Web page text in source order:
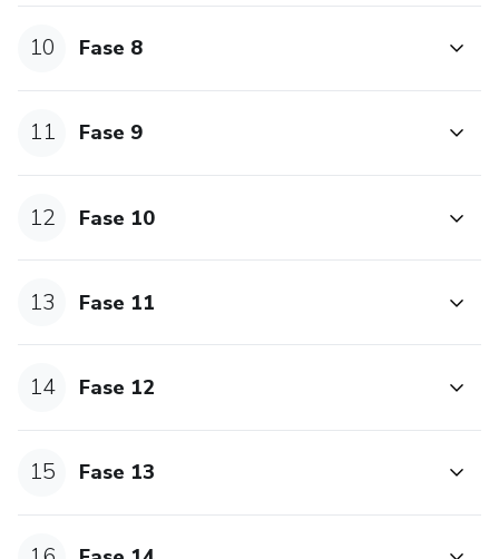
10 Fase 8
11 Fase 9
12 Fase 10
13 Fase 11
14 Fase 12
15 Fase 13